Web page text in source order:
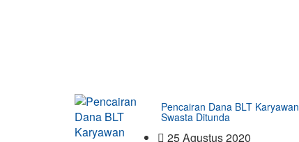
Pencairan Dana BLT Karyawan
Swasta Ditunda
25 Agustus 2020